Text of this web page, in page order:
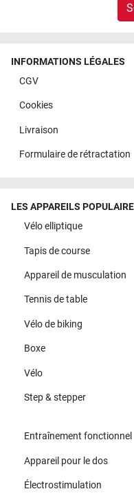
INFORMATIONS LÉGALES
CGV
Cookies
Livraison
Formulaire de rétractation
LES APPAREILS
Vélo elliptique
Tapis de course
Appareil de musculation
Tennis de table
Vélo de biking
Boxe
Vélo
Step & stepper
Entraînement fonctionnel
Appareil pour le dos
Électrostimulation